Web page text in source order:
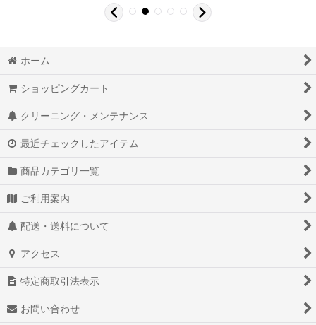
ホーム
ショッピングカート
クリーニング・メンテナンス
最近チェックしたアイテム
商品カテゴリ一覧
ご利用案内
配送・送料について
アクセス
特定商取引法表示
お問い合わせ